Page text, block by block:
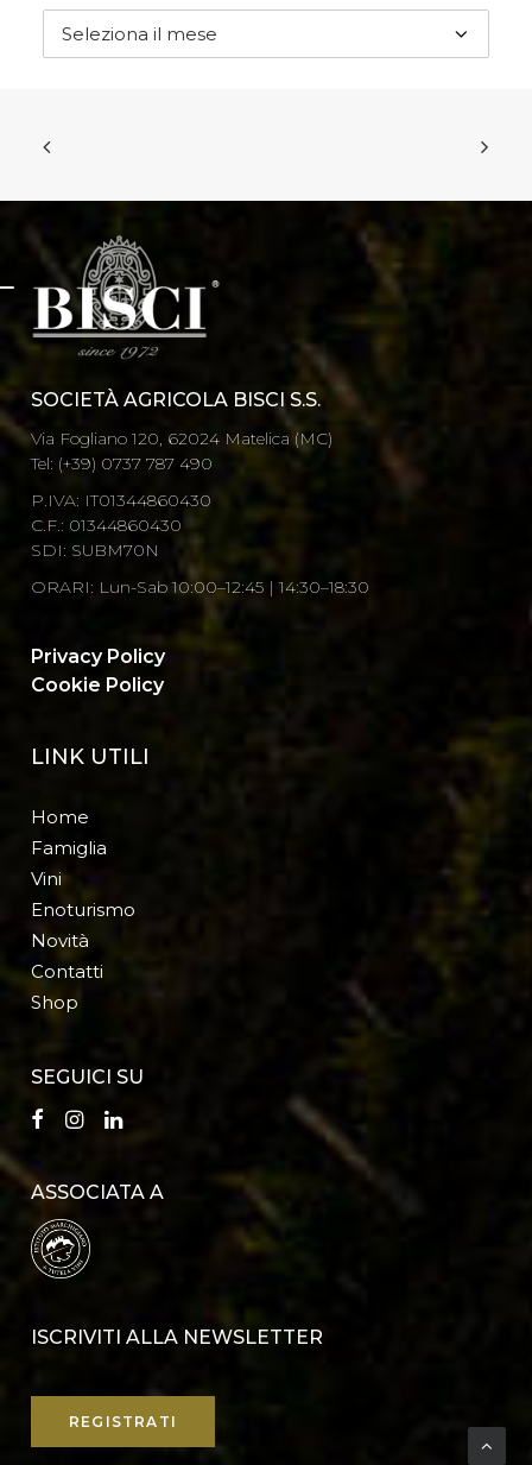
Archivi
SOCIETÀ AGRICOLA BISCI S.S.
Via Fogliano 120, 62024 Matelica (MC)
Tel: (+39) 0737 787 490
P.IVA: IT01344860430
C.F.: 01344860430
SDI: SUBM70N
ORARI: Lun-Sab 10:00–12:45 | 14:30–18:30
Privacy Policy
Cookie Policy
LINK UTILI
Home
Famiglia
Vini
Enoturismo
Novità
Contatti
Shop
SEGUICI SU
ASSOCIATA A
ISCRIVITI ALLA NEWSLETTER
REGISTRATI